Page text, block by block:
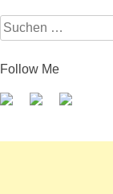
Suchen
nach:
Follow Me